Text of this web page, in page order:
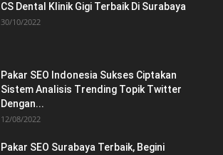
CS Dental Klinik Gigi Terbaik Di Surabaya
30/10/2022
Pakar SEO Indonesia Sukses Ciptakan
Sistem Analisis Trending Topik Twitter
Dengan...
12/08/2022
Pakar SEO Surabaya Terbaik, Begini